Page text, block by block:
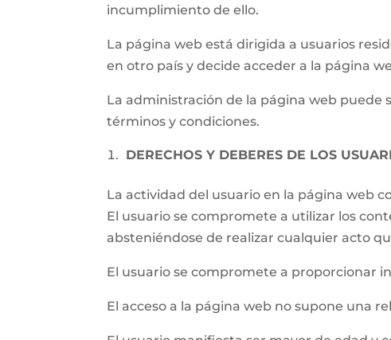
incumplimiento de ello.
La página web está dirigida a usuarios
en otro país y decide acceder a la página
La administración de la página web puede
términos y condiciones.
DERECHOS Y DEBERES DE LOS
La actividad del usuario en la página web
El usuario se compromete a utilizar los
absteniéndose de realizar cualquier acto
El usuario se compromete a proporcionar
El acceso a la página web no supone una